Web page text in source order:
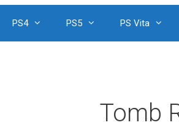
PS4 PS5 PS Vita
Tomb